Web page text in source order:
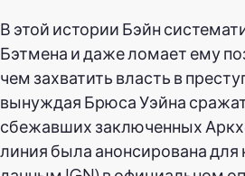
В этой истории Бэйн
Бэтмена и даже ломает ему
чем захватить власть в
вынуждая Брюса Уэйна
сбежавших заключенных
линия была анонсирована для